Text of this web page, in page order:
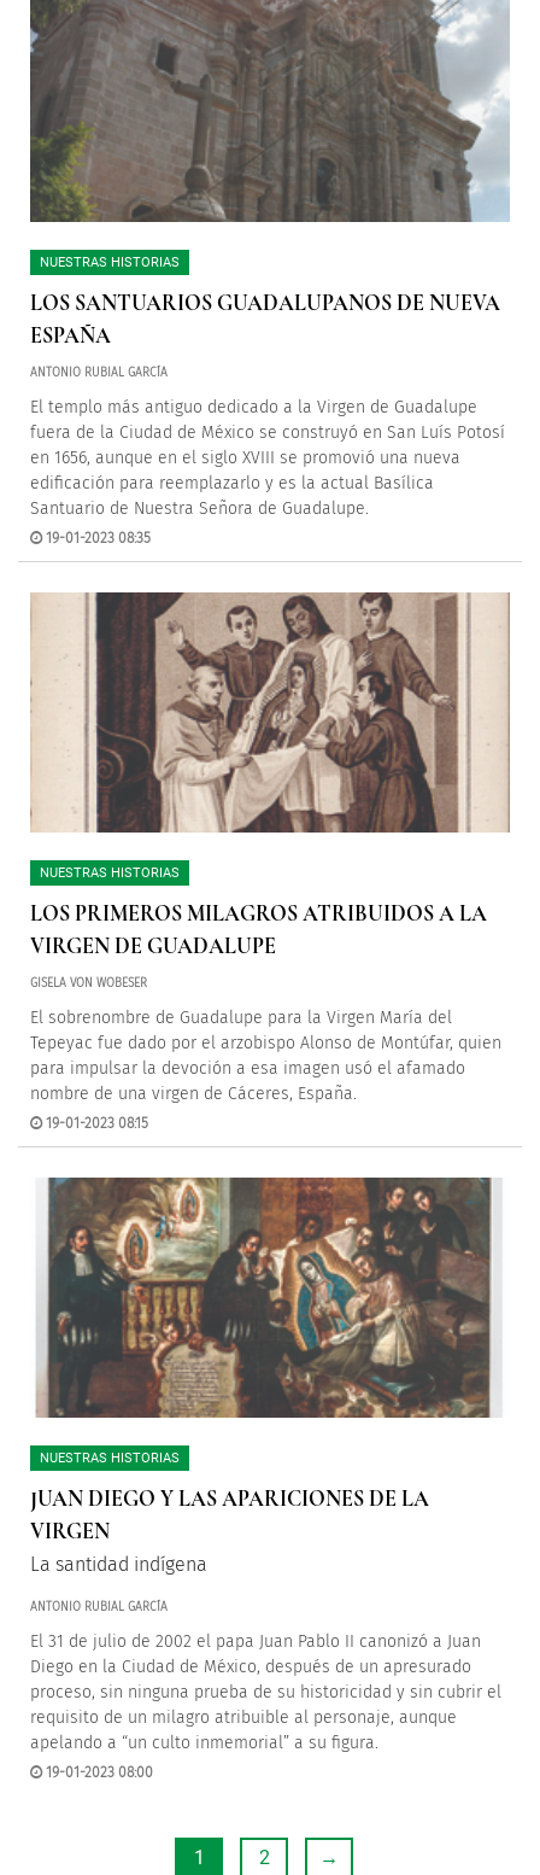
NUESTRAS HISTORIAS
LOS SANTUARIOS GUADALUPANOS DE NUEVA
ESPAÑA
ANTONIO RUBIAL GARCÍA
El templo más antiguo dedicado a la Virgen de Guadalupe
fuera de la Ciudad de México se construyó en San Luís Potosí
en 1656, aunque en el siglo XVIII se promovió una nueva
edificación para reemplazarlo y es la actual Basílica
Santuario de Nuestra Señora de Guadalupe.
19-01-2023 08:35
NUESTRAS HISTORIAS
LOS PRIMEROS MILAGROS ATRIBUIDOS A LA
VIRGEN DE GUADALUPE
GISELA VON WOBESER
El sobrenombre de Guadalupe para la Virgen María del
Tepeyac fue dado por el arzobispo Alonso de Montúfar, quien
para impulsar la devoción a esa imagen usó el afamado
nombre de una virgen de Cáceres, España.
19-01-2023 08:15
NUESTRAS HISTORIAS
JUAN DIEGO Y LAS APARICIONES DE LA
VIRGEN
La santidad indígena
ANTONIO RUBIAL GARCÍA
El 31 de julio de 2002 el papa Juan Pablo II canonizó a Juan
Diego en la Ciudad de México, después de un apresurado
proceso, sin ninguna prueba de su historicidad y sin cubrir el
requisito de un milagro atribuible al personaje, aunque
apelando a “un culto inmemorial” a su figura.
19-01-2023 08:00
1 2 →